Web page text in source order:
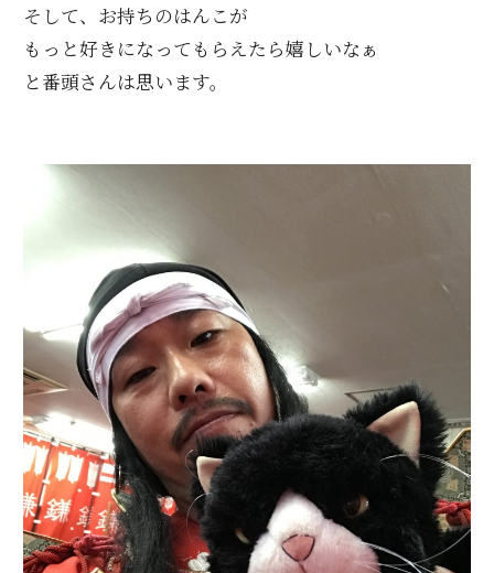
そして、お持ちのはんこが
もっと好きになってもらえたら嬉しいなぁ
と番頭さんは思います。